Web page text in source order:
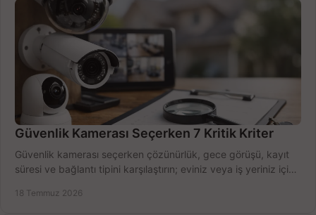
Güvenlik Kamerası Seçerken 7 Kritik Kriter
Güvenlik kamerası seçerken çözünürlük, gece görüşü, kayıt
süresi ve bağlantı tipini karşılaştırın; eviniz veya iş yeriniz için
18 Temmuz 2026